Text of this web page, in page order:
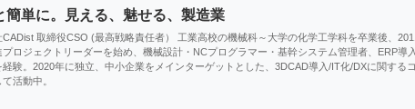
簡単に。見える、魅せる、製造業
CADist 取締役CSO (最高戦略責任者） 工業高校の機械科～大学の化学工学科を卒業後、
プロジェクトリーダーを始め、機械設計・NCプログラマー・基幹システム管理者、ERP導
経験。2020年に独立、中小企業をメインターゲットとした、3DCAD導入/IT化/DXに関する
活動中。